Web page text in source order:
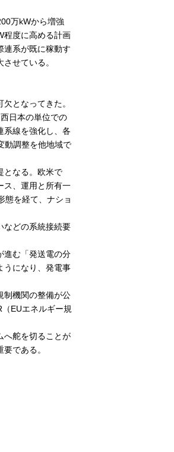
万kWから増強
程度に高める計画
連系が既に稼動す
せている。
となってきた。
日本の単位での
系線を強化し、各
動調整を他地域で
となる。欧米で
ス、運用と所有一
態を経て、ナショ
などの系統接続要
進む「発送電の分
うになり、発電事
制機関の整備が公
EUエネルギー規
へ舵を切ることが
である。